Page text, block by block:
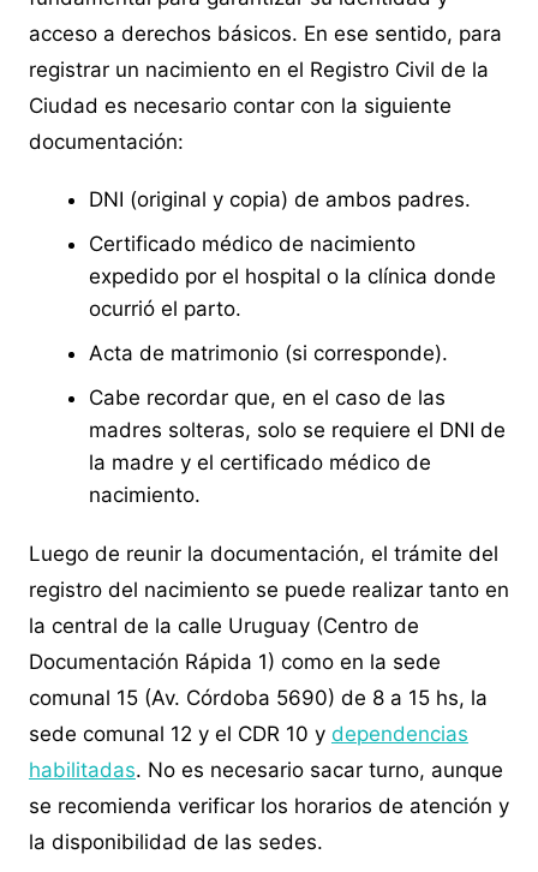
acceso a derechos básicos. En ese sentido, para
registrar un nacimiento en el Registro Civil de la
Ciudad es necesario contar con la siguiente
documentación:
DNI (original y copia) de ambos padres.
Certificado médico de nacimiento
expedido por el hospital o la clínica donde
ocurrió el parto.
Acta de matrimonio (si corresponde).
Cabe recordar que, en el caso de las
madres solteras, solo se requiere el DNI de
la madre y el certificado médico de
nacimiento.
Luego de reunir la documentación, el trámite del
registro del nacimiento se puede realizar tanto en
la central de la calle Uruguay (Centro de
Documentación Rápida 1) como en la sede
comunal 15 (Av. Córdoba 5690) de 8 a 15 hs, la
sede comunal 12 y el CDR 10 y dependencias
habilitadas. No es necesario sacar turno, aunque
se recomienda verificar los horarios de atención y
la disponibilidad de las sedes.